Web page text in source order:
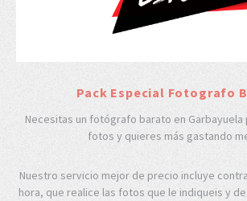
Pack Especial Fotografo
Necesitas un fotógrafo barato en Garbayuela
fotos y quieres más gastando
Nuestro servicio mejor de precio incluye
hora, que realice las fotos que le indiqueis y